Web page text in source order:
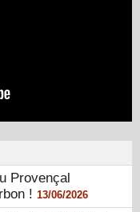
Provençal
! 13/06/2026